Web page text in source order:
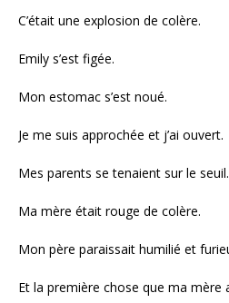
C’était une explosion de colère.
Emily s’est figée.
Mon estomac s’est noué.
Je me suis approchée et j’ai ouvert.
Mes parents se tenaient sur le seuil.
Ma mère était rouge de colère.
Mon père paraissait humilié et
Et la première chose que ma mère